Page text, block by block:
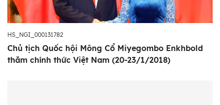
HS_NGI_000131782
Chủ tịch Quốc hội Mông Cổ Miyegombo Enkhbold
thăm chính thức Việt Nam (20-23/1/2018)